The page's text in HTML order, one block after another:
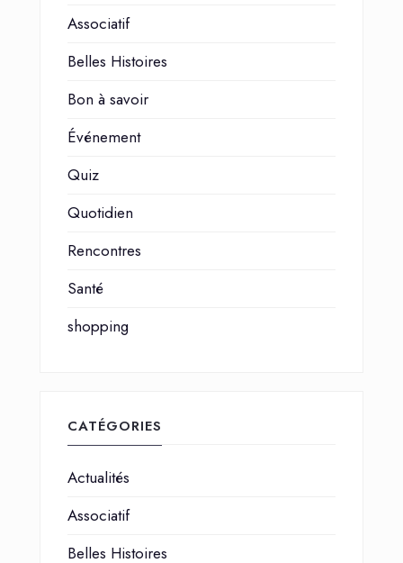
Associatif
Belles Histoires
Bon à savoir
Événement
Quiz
Quotidien
Rencontres
Santé
shopping
CATÉGORIES
Actualités
Associatif
Belles Histoires